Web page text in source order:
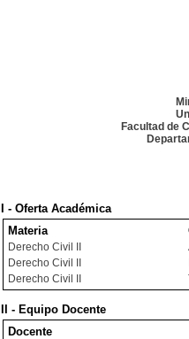
Facultad de
I - Oferta Académica
Materia
Derecho Civil II
Derecho Civil II
Derecho Civil II
II - Equipo Docente
Docente